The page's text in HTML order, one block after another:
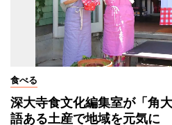
食べる
深大寺食文化編集室が「角
語ある土産で地域を元気に